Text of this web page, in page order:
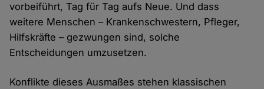
vorbeiführt, Tag für Tag aufs Neue. Und dass
weitere Menschen – Krankenschwestern, Pfleger,
Hilfskräfte – gezwungen sind, solche
Entscheidungen umzusetzen.
Konflikte dieses Ausmaßes stehen klassischen